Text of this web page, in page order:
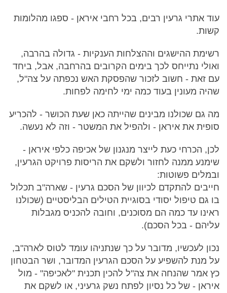
עוד אתרי גרעין רבים, בכל רחבי איראן - ספגו מהלומות
קשות.
רשימת ההישגים וההצלחות הענקיות - גדולה בהרבה,
ואולי נתייחס לכך בימים הקרובים בהרחבה, אבל, ביחד
עם זאת - חשוב לזכור שהפסקת האש נכפתה על צה"ל,
שהיה מעונין בעוד כמה ימי לחימה לפחות.
מה גם שכולנו מבינים שהייתה כאן שעת הכושר - להכריע
סופית את איראן - ולהפיל את המשטר - וזה לא נעשה.
לכן, הכרחי כעת לייצר מנגנון של אכיפה כלפי איראן -
שימנע ממנה לחזור ולשקם את הריסות פרויקט הגרעין,
ובמלים פשוטות:
חייבים להתקדם לכיוון של הסכם גרעין - שארה"ב תכלול
בו גם טיפול יסודי בסוגיית הטילים הבליסטיים (שכולנו
ראינו עד כמה הם מסוכנים, וחובה להכניס מגבלות
עליהם - בכל הסכם).
נכון לעכשיו, מדובר על כך שנתניהו עומד לטוס לארה"ב,
על מנת להשפיע על הסכם הגרעין המדובר, ושר הבטחון
כץ אמר שהנחה את צה"ל להכין תכנית "לאכיפה" - מול
איראן - של כל נסיון לפתח נשק גרעיני, או לשקם את